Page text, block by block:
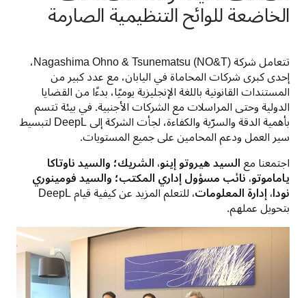
الخاضعة للوائح التنظيمية الصارمة
بأهمية الدقة والسرّية والكفاءة، لجأت الشركة إلى DeepL لتبسيط
سير العمل ودعم المحامين على جميع المستويات.
اجتمعنا مع
نودا، إدارة المعلومات، للتعلم المزيد عن كيفية قيام DeepL
بتحويل عملهم.